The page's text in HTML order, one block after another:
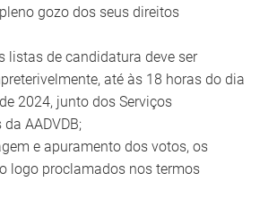
gozo dos seus direitos
listas de candidatura deve ser
até às 18 horas do dia
2024, junto dos Serviços
AADVDB;
e apuramento dos votos, os
logo proclamados nos termos